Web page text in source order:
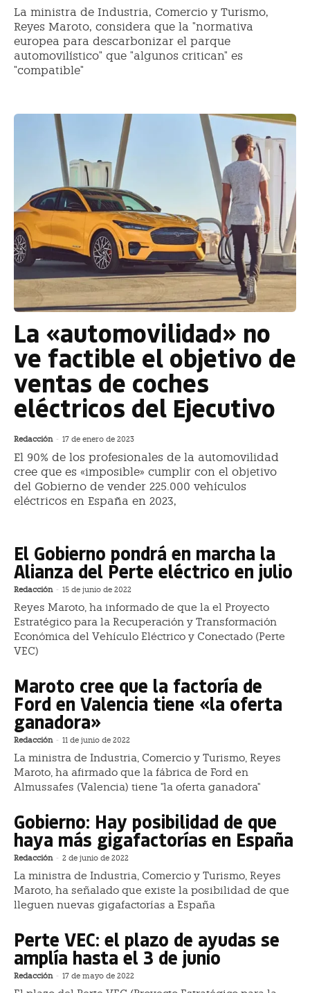
La ministra de Industria, Comercio y Turismo,
Reyes Maroto, considera que la "normativa
europea para descarbonizar el parque
automovilístico" que "algunos critican" es
"compatible"
La «automovilidad» no
ve factible el objetivo de
ventas de coches
eléctricos del Ejecutivo
Redacción - 17 de enero de 2023
El 90% de los profesionales de la automovilidad
cree que es «imposible» cumplir con el objetivo
del Gobierno de vender 225.000 vehículos
eléctricos en España en 2023,
El Gobierno pondrá en marcha la
Alianza del Perte eléctrico en julio
Redacción - 15 de junio de 2022
Reyes Maroto, ha informado de que la el Proyecto
Estratégico para la Recuperación y Transformación
Económica del Vehículo Eléctrico y Conectado (Perte
VEC)
Maroto cree que la factoría de
Ford en Valencia tiene «la oferta
ganadora»
Redacción - 11 de junio de 2022
La ministra de Industria, Comercio y Turismo, Reyes
Maroto, ha afirmado que la fábrica de Ford en
Almussafes (Valencia) tiene "la oferta ganadora"
Gobierno: Hay posibilidad de que
haya más gigafactorías en España
Redacción - 2 de junio de 2022
La ministra de Industria, Comercio y Turismo, Reyes
Maroto, ha señalado que existe la posibilidad de que
lleguen nuevas gigafactorías a España
Perte VEC: el plazo de ayudas se
amplía hasta el 3 de junio
Redacción - 17 de mayo de 2022